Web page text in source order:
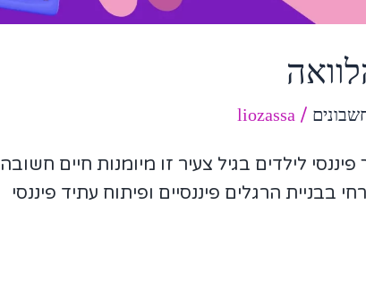
/
liozassa
פיננסי לילדים בגיל צעיר זו מיומנות חיים חשובה
בבניית הרגלים פיננסיים ופיתוח עתיד פיננסי